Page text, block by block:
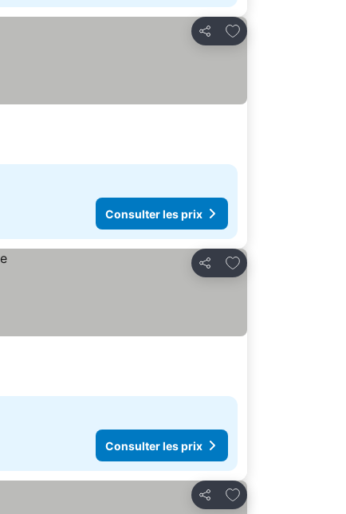
Partager
Ajouter à mes favoris
Consulter les prix
Partager
Ajouter à mes favoris
Consulter les prix
Partager
Ajouter à mes favoris